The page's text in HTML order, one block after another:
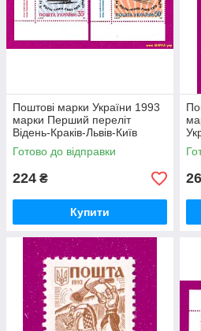
Поштові марки України 1993
марки Перший переліт
Відень-Краків-Львів-Київ
СЕРІЯ КУТ З НАПИСОМ НіМ
Готово до відправки
224 ₴
Купити
26